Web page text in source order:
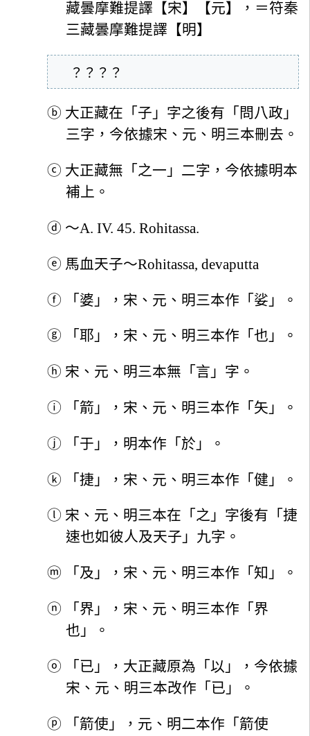
藏曇摩難提譯【宋】【元】，＝符秦
三藏曇摩難提譯【明】
  ？？？？
ⓑ 大正藏在「子」字之後有「問八政」
三字，今依據宋、元、明三本刪去。
ⓒ 大正藏無「之一」二字，今依據明本
補上。
ⓓ ～A. IV. 45. Rohitassa.
ⓔ 馬血天子～Rohitassa, devaputta
ⓕ 「婆」，宋、元、明三本作「娑」。
ⓖ 「耶」，宋、元、明三本作「也」。
ⓗ 宋、元、明三本無「言」字。
ⓘ 「箭」，宋、元、明三本作「矢」。
ⓙ 「于」，明本作「於」。
ⓚ 「捷」，宋、元、明三本作「健」。
ⓛ 宋、元、明三本在「之」字後有「捷
速也如彼人及天子」九字。
ⓜ 「及」，宋、元、明三本作「知」。
ⓝ
「界」，宋、元、明三本作「界
也」。
ⓞ
「已」，大正藏原為「以」，今依據
宋、元、明三本改作「已」。
ⓟ
「箭使」，元、明二本作「箭使